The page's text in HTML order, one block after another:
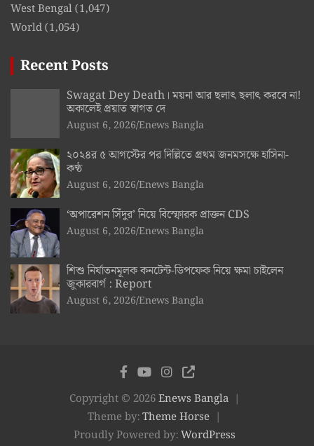
West Bengal(1,047)
World(1,054)
Recent Posts
Swagat Dey Death। ময়না আর ছলাৎ ছলাৎ করবে না!
অকালেই প্রয়াত স্বাগত দে
August 6, 2026 Enews Bangla
২০২৪র ৫ আগস্টের পর দিল্লিতে প্রথম জনমসক্ষে হাসিনা-
কণ্ঠ
August 6, 2026 Enews Bangla
‘অপারেশন সিঁদুর’ নিয়ে বিস্ফোরক প্রাক্তন CDS
August 6, 2026 Enews Bangla
শিশু নির্যাতনমূলক কনটেন্ট-ডিপফেক নিয়ে ক্ষমা চাইলেন
জুকারবার্গ : Report
August 6, 2026 Enews Bangla
Copyright © 2026Enews Bangla
Theme by:Theme Horse
Proudly Powered by:WordPress